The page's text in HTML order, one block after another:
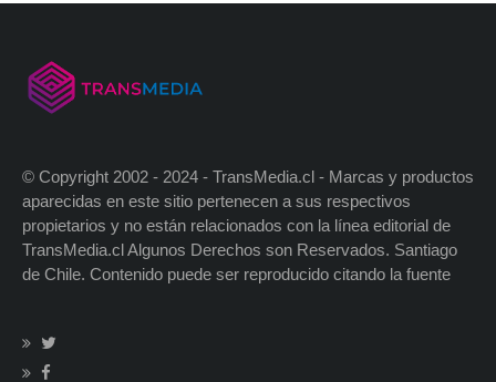
© Copyright 2002 - 2024 - TransMedia.cl - Marcas y productos
aparecidas en este sitio pertenecen a sus respectivos
propietarios y no están relacionados con la línea editorial de
TransMedia.cl Algunos Derechos son Reservados. Santiago
de Chile. Contenido puede ser reproducido citando la fuente